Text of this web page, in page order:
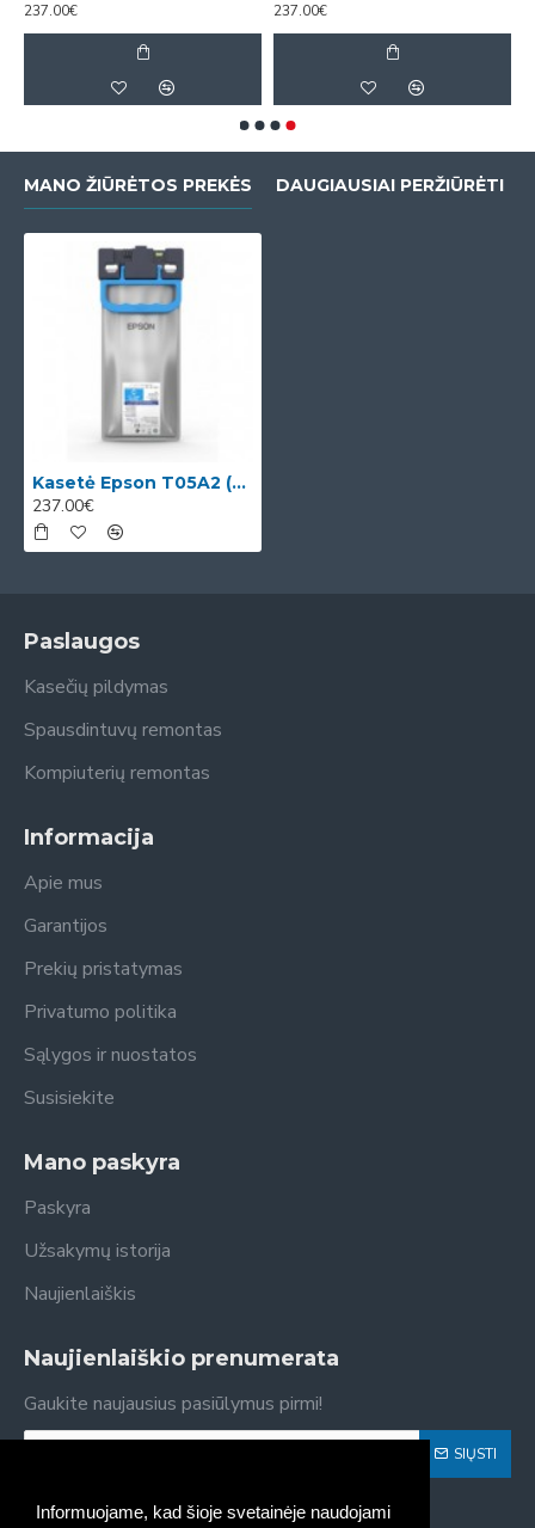
Informuojame, kad šioje svetainėje naudojami
237.00€ 237.00€
MANO ŽIŪRĖTOS PREKĖS DAUGIAUSIAI PERŽIŪRĖTI
Kasetė Epson T05A2 (C13T05A200) OEM
237.00€
Paslaugos
Kasečių pildymas
Spausdintuvų remontas
Kompiuterių remontas
Informacija
Apie mus
Garantijos
Prekių pristatymas
Privatumo politika
Sąlygos ir nuostatos
Susisiekite
Mano paskyra
Paskyra
Užsakymų istorija
Naujienlaiškis
Naujienlaiškio prenumerata
Gaukite naujausius pasiūlymus pirmi!
SIŲSTI
Susipažinau ir sutinku su Privatumo politika